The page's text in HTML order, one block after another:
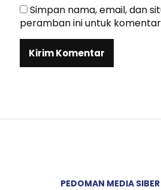
Simpan nama, email, dan
peramban ini untuk
PEDOMAN MEDIA SIBER